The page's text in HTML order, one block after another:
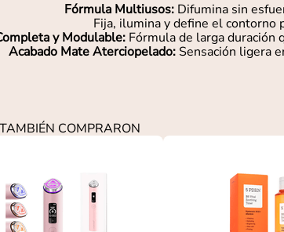
Fórmula Multiusos: Difumina sin
Fija, ilumina y define el contorno
y Modulable: Fórmula de larga duración
Acabado Mate Aterciopelado: Sensación ligera
COMPRARON